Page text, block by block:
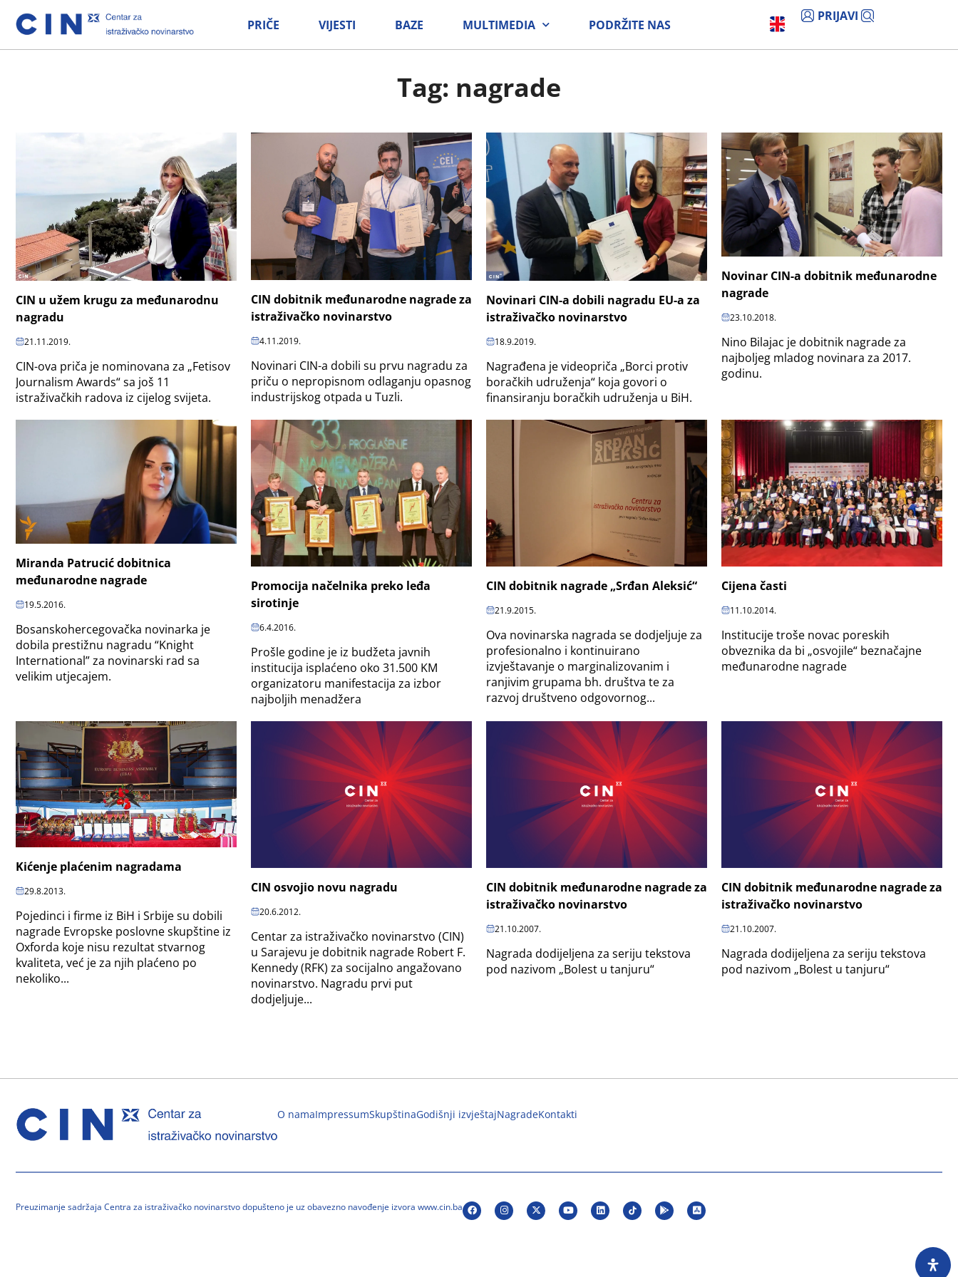
PRIČE VIJESTI BAZE MULTIMEDIA PODRŽITE NAS
PRIJAVI
Tag: nagrade
CIN u užem krugu za međunarodnu
nagradu
21.11.2019.
CIN-ova priča je nominovana za „Fetisov
Journalism Awards“ sa još 11
istraživačkih radova iz cijelog svijeta.
CIN dobitnik međunarodne nagrade za
istraživačko novinarstvo
4.11.2019.
Novinari CIN-a dobili su prvu nagradu za
priču o nepropisnom odlaganju opasnog
industrijskog otpada u Tuzli.
Novinari CIN-a dobili nagradu EU-a za
istraživačko novinarstvo
18.9.2019.
Nagrađena je videopriča „Borci protiv
boračkih udruženja“ koja govori o
finansiranju boračkih udruženja u BiH.
Novinar CIN-a dobitnik međunarodne
nagrade
23.10.2018.
Nino Bilajac je dobitnik nagrade za
najboljeg mladog novinara za 2017.
godinu.
Miranda Patrucić dobitnica
međunarodne nagrade
19.5.2016.
Bosanskohercegovačka novinarka je
dobila prestižnu nagradu “Knight
International” za novinarski rad sa
velikim utjecajem.
Promocija načelnika preko leđa
sirotinje
6.4.2016.
Prošle godine je iz budžeta javnih
institucija isplaćeno oko 31.500 KM
organizatoru manifestacija za izbor
najboljih menadžera
CIN dobitnik nagrade „Srđan Aleksić“
21.9.2015.
Ova novinarska nagrada se dodjeljuje za
profesionalno i kontinuirano
izvještavanje o marginalizovanim i
ranjivim grupama bh. društva te za
razvoj društveno odgovornog...
Cijena časti
11.10.2014.
Institucije troše novac poreskih
obveznika da bi „osvojile“ beznačajne
međunarodne nagrade
Kićenje plaćenim nagradama
29.8.2013.
Pojedinci i firme iz BiH i Srbije su dobili
nagrade Evropske poslovne skupštine iz
Oxforda koje nisu rezultat stvarnog
kvaliteta, već je za njih plaćeno po
nekoliko...
CIN osvojio novu nagradu
20.6.2012.
Centar za istraživačko novinarstvo (CIN)
u Sarajevu je dobitnik nagrade Robert F.
Kennedy (RFK) za socijalno angažovano
novinarstvo. Nagradu prvi put
dodjeljuje...
CIN dobitnik međunarodne nagrade za
istraživačko novinarstvo
21.10.2007.
Nagrada dodijeljena za seriju tekstova
pod nazivom „Bolest u tanjuru“
CIN dobitnik međunarodne nagrade za
istraživačko novinarstvo
21.10.2007.
Nagrada dodijeljena za seriju tekstova
pod nazivom „Bolest u tanjuru“
O namaImpressumSkupštinaGodišnji izvještajNagradeKontakti
Preuzimanje sadržaja Centra za istraživačko novinarstvo dopušteno je uz obavezno navođenje izvora www.cin.ba